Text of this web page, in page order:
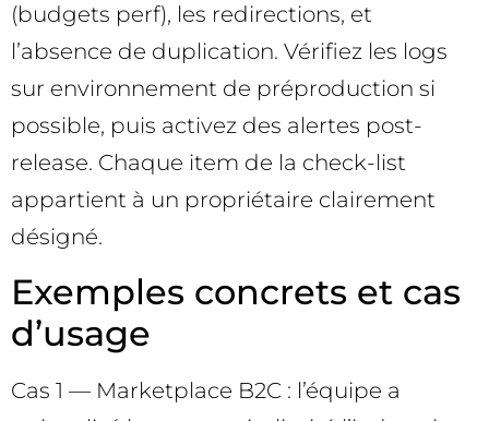
(budgets perf), les redirections, et
l’absence de duplication. Vérifiez les logs
sur environnement de préproduction si
possible, puis activez des alertes post-
release. Chaque item de la check-list
appartient à un propriétaire clairement
désigné.
Exemples concrets et cas
d’usage
Cas 1 — Marketplace B2C : l’équipe a